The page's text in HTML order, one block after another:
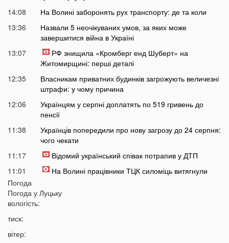
14:08
На Волині заборонять рух транспорту: де та коли
13:36
Назвали 5 неочікуваних умов, за яких може
завершитися війна в Україні
13:07
РФ знищила «Кромберг енд Шуберт» на
Житомирщині: перші деталі
12:35
Власникам приватних будинків загрожують величезні
штрафи: у чому причина
12:06
Українцям у серпні доплатять по 519 гривень до
пенсії
11:38
Українців попередили про нову загрозу до 24 серпня:
чого чекати
11:17
Відомий український співак потрапив у ДТП
11:01
На Волині працівники ТЦК силоміць витягнули
10:40
Популярний овоч стрімко дешевшає другий тиждень
10:12
Погода
Погода у Луцьку
вологість:
тиск:
вітер: